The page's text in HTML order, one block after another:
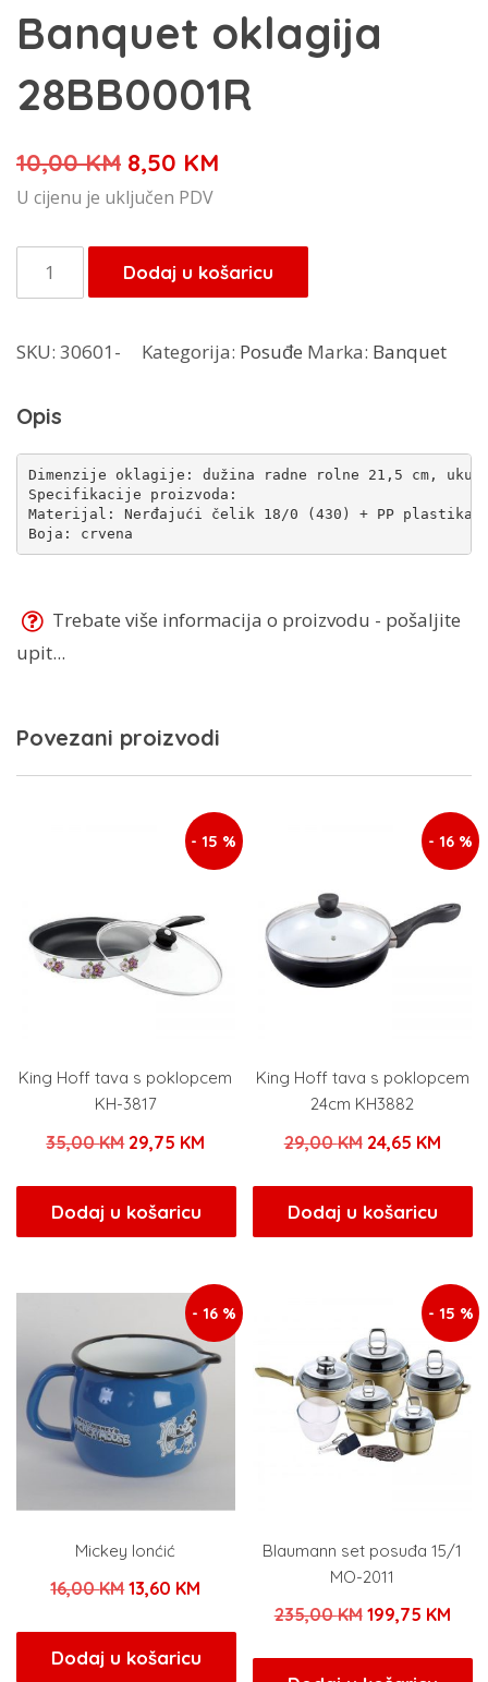
Banquet oklagija
28BB0001R
10,00KM Izvorna
cijena
je:
10,00 KM.
8,50 KM
8,50 KM.
U cijenu je uključen PDV
Banquet
oklagija
količina
Dodaj u košaricu
SKU: 30601- Kategorija: Posuđe Marka: Banquet
Opis
Dimenzije oklagije: dužina radne rolne 21,5 cm,
Specifikacije proizvoda:
Materijal: Nerđajući čelik 18/0 (430) + PP plastika
Boja: crvena
Trebate više informacija o proizvodu - pošaljite
upit...
Povezani proizvodi
- 15 %
King Hoff tava s poklopcem
KH-3817
35,00KM Izvorna
bila
je:
29,75 KM
29,75 KM.
Dodaj u košaricu
- 16 %
King Hoff tava s poklopcem
24cm KH3882
29,00KM Izvorna
bila
je:
24,65 KM
24,65
Dodaj u košaricu
- 16 %
Mickey lonćić
16,00KMIzvorna
bila
13,60 KM
je:
Dodaj u košaricu
- 15 %
Blaumann set posuđa 15/1
MO-2011
235,00KM Izvorna
199,75 KM